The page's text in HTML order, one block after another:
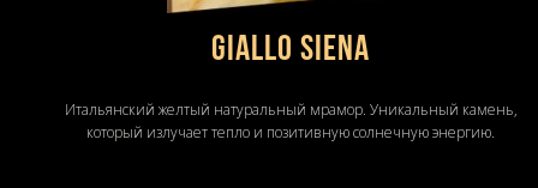
GIALLO SIENA
Итальянский желтый натуральный мрамор. Уникальный камень,
который излучает тепло и позитивную солнечную энергию.